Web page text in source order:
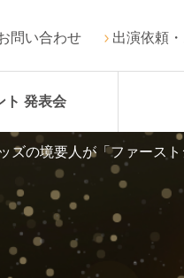
問い合わせ 出演依頼
ト 発表会
ズの境要人が「ファース